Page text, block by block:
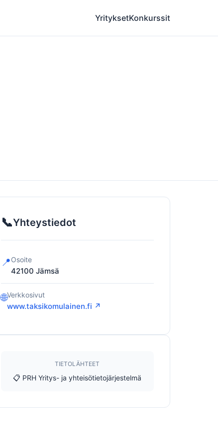
YrityksetKonkurssit
📞Yhteystiedot
📍Osoite
42100 Jämsä
🌐Verkkosivut
www.taksikomulainen.fi ↗
TIETOLÄHTEET
📋 PRH Yritys- ja yhteisötietojärjestelmä